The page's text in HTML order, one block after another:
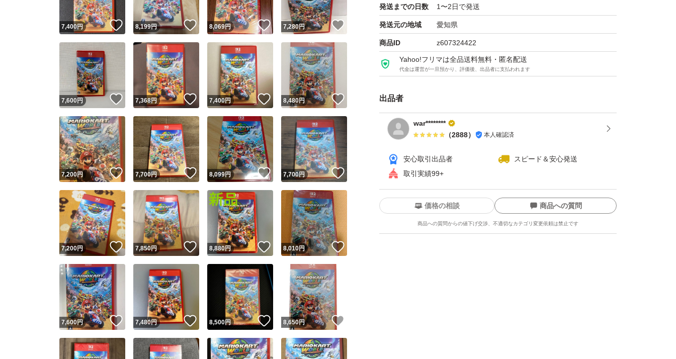
発送までの日数 1〜2日で発送
発送元の地域 愛知県
商品ID z607324422
Yahoo!フリマは全品送料無料・匿名配送
代金は運営が一旦預かり、評価後、出品者に支払われます
出品者
war********
（2888） 本人確認済
安心取引出品者
スピード＆安心発送
取引実績99+
ユーザーの実績について
Yahoo!フリマが定めた一定の基準を満たしたユーザーにバッジを付与しています
安心取引出品者
安心取引出品者 Yahoo!フリマの基準をクリアした安心・安全なユーザーです
取引実績
取引実績◯+ このユーザーはYahoo!フリマの取引を完了させた実績があります
他フリマ実績◯+ このユーザーは他フリマサービスでの取引実績があります
スピード&安心発送
※このバッジは実績に基づく表示であり、発送を保証しているものではありません
価格の相談 商品への質問
商品への質問からの値下げ交渉、不適切なカテゴリ変更依頼は禁止です
この商品の情報をコピーします
商品画像の無断転載は禁止されています
コピーは1商品につき1回です
出品ページへ
キャンセル
7,400円 いいね！
8,199円 いいね！
8,069円 いいね！
7,280円
7,600円 いいね！
7,368円 いいね！
7,400円 いいね！
8,480円
7,200円 いいね！
7,700円 いいね！
8,099円 いいね！
7,700円 いいね！
7,200円 いいね！
7,850円 いいね！
8,880円 いいね！
8,010円 いいね！
7,600円 いいね！
7,480円 いいね！
8,500円 いいね！
8,650円